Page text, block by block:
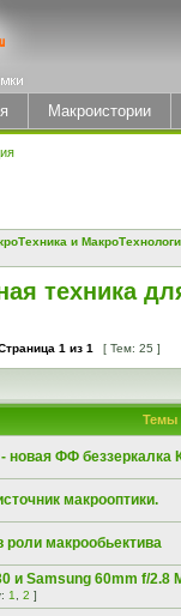
Макроистории
и
техника
1 из 1 [ Тем: 25 ]
Темы
- новая ФФ
макрооптики.
макрообьектива
и Samsung 60mm f/2.8
1 2 ]